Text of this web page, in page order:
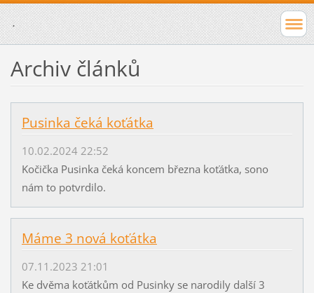
.
Archiv článků
Pusinka čeká koťátka
10.02.2024 22:52
Kočička Pusinka čeká koncem března koťátka, sono
nám to potvrdilo.
Máme 3 nová koťátka
07.11.2023 21:01
Ke dvěma koťátkům od Pusinky se narodily další 3